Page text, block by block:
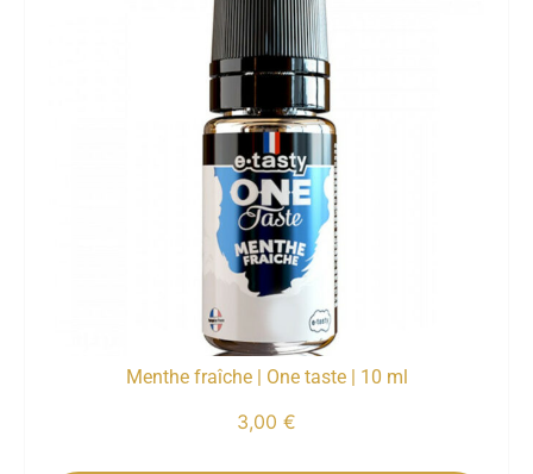
Menthe fraîche | One taste | 10 ml
3,00 €